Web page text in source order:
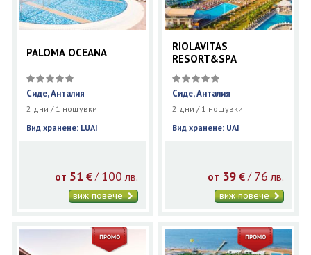
PALOMA OCEANA
Сиде, Анталия
2 дни / 1 нощувки
Вид хранене: LUAI
от 51 €/ 100 лв.
виж повече
RIOLAVITAS
RESORT&SPA
Сиде, Анталия
2 дни / 1 нощувки
Вид хранене: UAI
от 39 € / 76 лв.
виж повече